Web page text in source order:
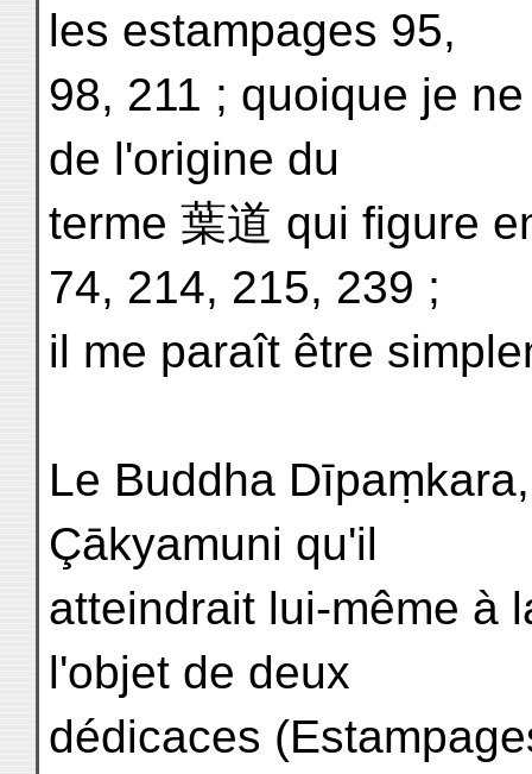
les estampages 95,
98, 211 ; quoique je
de l'origine du
terme 葉道 qui figure
74, 214, 215, 239 ;
il me paraît être
Le Buddha
Çākyamuni qu'il
atteindrait lui-même à
l'objet de deux
dédicaces